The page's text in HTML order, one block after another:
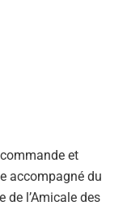
et
accompagné du
de l’Amicale des